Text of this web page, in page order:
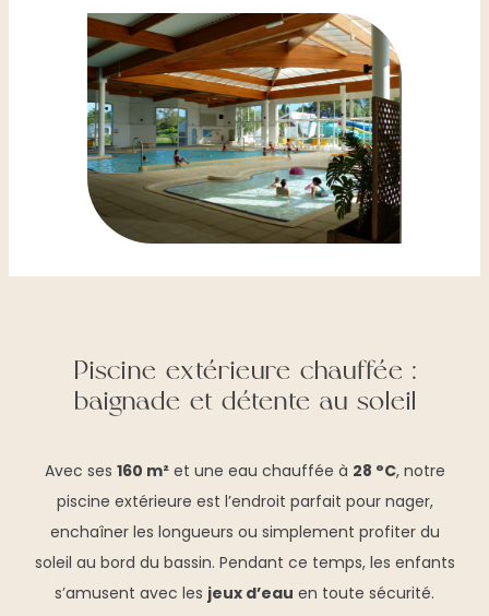
Piscine extérieure chauffée :
baignade et détente au soleil
Avec ses 160 m²et une eau chauffée à 28 °C, notre
piscine extérieure est l’endroit parfait pour nager,
enchaîner les longueurs ou simplement profiter du
soleil au bord du bassin. Pendant ce temps, les enfants
s’amusent avec les jeux d’eau en toute sécurité.